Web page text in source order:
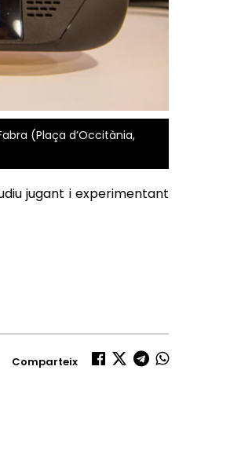
(Plaça d’Occitània,
jugant i experimentant
Comparteix